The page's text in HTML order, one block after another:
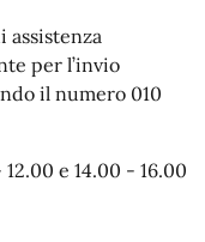
assistenza
per l’invio
il numero 010
e 14.00 - 16.00